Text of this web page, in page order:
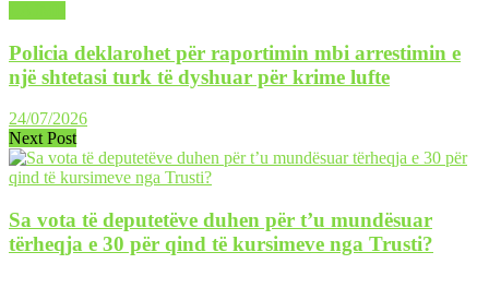
Policia deklarohet për raportimin mbi arrestimin e
një shtetasi turk të dyshuar për krime lufte
24/07/2026
Next Post
Sa vota të deputetëve duhen për t’u mundësuar
tërheqja e 30 për qind të kursimeve nga Trusti?